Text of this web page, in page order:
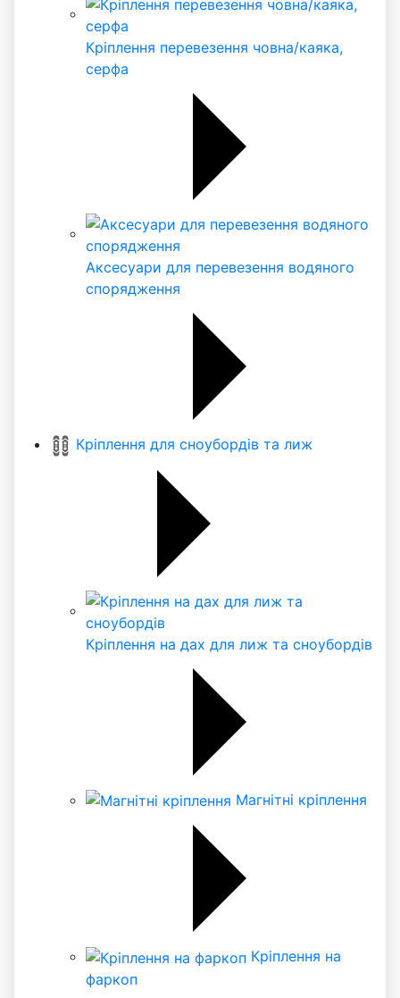
Кріплення перевезення човна/каяка,
серфа
Аксесуари для перевезення водяного
спорядження
Кріплення для сноубордів та лиж
Кріплення на дах для лиж та сноубордів
Магнітні кріплення
Кріплення на
фаркоп